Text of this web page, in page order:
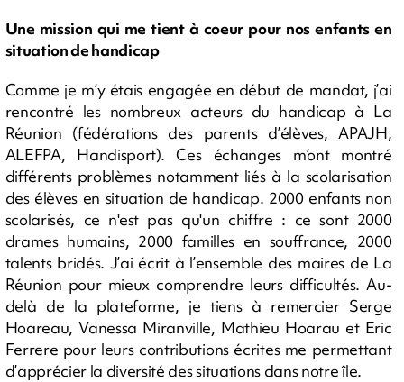
Une mission qui me tient à coeur pour nos enfants en
situation de handicap
Comme je m’y étais engagée en début de mandat, j’ai
rencontré les nombreux acteurs du handicap à La
Réunion (fédérations des parents d’élèves, APAJH,
ALEFPA, Handisport). Ces échanges m’ont montré
différents problèmes notamment liés à la scolarisation
des élèves en situation de handicap. 2000 enfants non
scolarisés, ce n'est pas qu'un chiffre : ce sont 2000
drames humains, 2000 familles en souffrance, 2000
talents bridés. J’ai écrit à l’ensemble des maires de La
Réunion pour mieux comprendre leurs difficultés. Au-
delà de la plateforme, je tiens à remercier Serge
Hoareau, Vanessa Miranville, Mathieu Hoarau et Eric
Ferrere pour leurs contributions écrites me permettant
d’apprécier la diversité des situations dans notre île.